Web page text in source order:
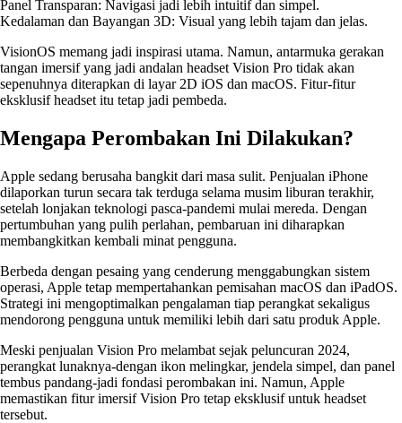
Panel Transparan: Navigasi jadi lebih intuitif dan simpel.
Kedalaman dan Bayangan 3D: Visual yang lebih tajam dan jelas.
VisionOS memang jadi inspirasi utama. Namun, antarmuka gerakan
tangan imersif yang jadi andalan headset Vision Pro tidak akan
sepenuhnya diterapkan di layar 2D iOS dan macOS. Fitur-fitur
eksklusif headset itu tetap jadi pembeda.
Mengapa Perombakan Ini Dilakukan?
Apple sedang berusaha bangkit dari masa sulit. Penjualan iPhone
dilaporkan turun secara tak terduga selama musim liburan terakhir,
setelah lonjakan teknologi pasca-pandemi mulai mereda. Dengan
pertumbuhan yang pulih perlahan, pembaruan ini diharapkan
membangkitkan kembali minat pengguna.
Berbeda dengan pesaing yang cenderung menggabungkan sistem
operasi, Apple tetap mempertahankan pemisahan macOS dan iPadOS.
Strategi ini mengoptimalkan pengalaman tiap perangkat sekaligus
mendorong pengguna untuk memiliki lebih dari satu produk Apple.
Meski penjualan Vision Pro melambat sejak peluncuran 2024,
perangkat lunaknya-dengan ikon melingkar, jendela simpel, dan panel
tembus pandang-jadi fondasi perombakan ini. Namun, Apple
memastikan fitur imersif Vision Pro tetap eksklusif untuk headset
tersebut.